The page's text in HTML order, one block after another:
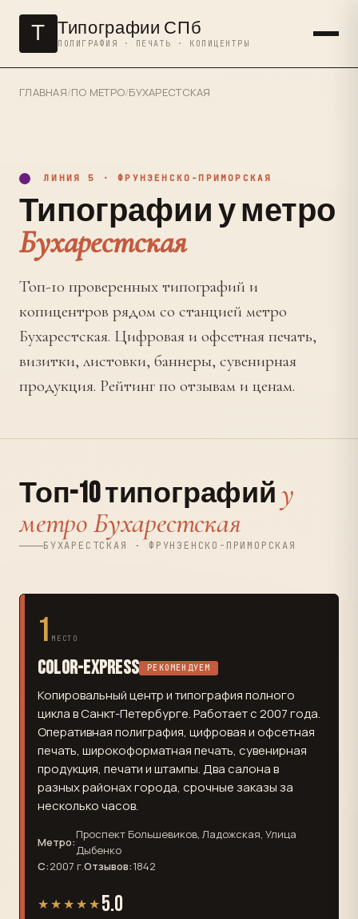
Т Типографии СПб
ПОЛИГРАФИЯ · ПЕЧАТЬ · КОПИЦЕНТРЫ
ГЛАВНАЯ/ПО МЕТРО/БУХАРЕСТСКАЯ
ЛИНИЯ 5 · ФРУНЗЕНСКО-ПРИМОРСКАЯ
Типографии у метро
Бухарестская
Топ-10 проверенных типографий и
копицентров рядом со станцией метро
Бухарестская. Цифровая и офсетная печать,
визитки, листовки, баннеры, сувенирная
продукция. Рейтинг по отзывам и ценам.
Топ-10 типографийу
метро Бухарестская
БУХАРЕСТСКАЯ · ФРУНЗЕНСКО-ПРИМОРСКАЯ
1 МЕСТО
Color-Express РЕКОМЕНДУЕМ
Копировальный центр и типография полного
цикла в Санкт-Петербурге. Работает с 2007 года.
Оперативная полиграфия, цифровая и офсетная
печать, широкоформатная печать, сувенирная
продукция, печати и штампы. Два салона в
разных районах города, срочные заказы за
несколько часов.
Метро:
Проспект Большевиков, Ладожская, Улица
Дыбенко
С:2007 г.Отзывов:1842
★★★★★ 5.0